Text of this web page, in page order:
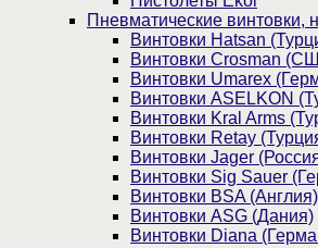
Пневматические винтовки,
Винтовки Hatsan
Винтовки Crosman
Винтовки Umarex
Винтовки ASELKON
Винтовки Kral Arms
Винтовки Retay
Винтовки Jager
Винтовки Sig Sauer
Винтовки BSA (Англия)
Винтовки ASG (Дания)
Винтовки Diana